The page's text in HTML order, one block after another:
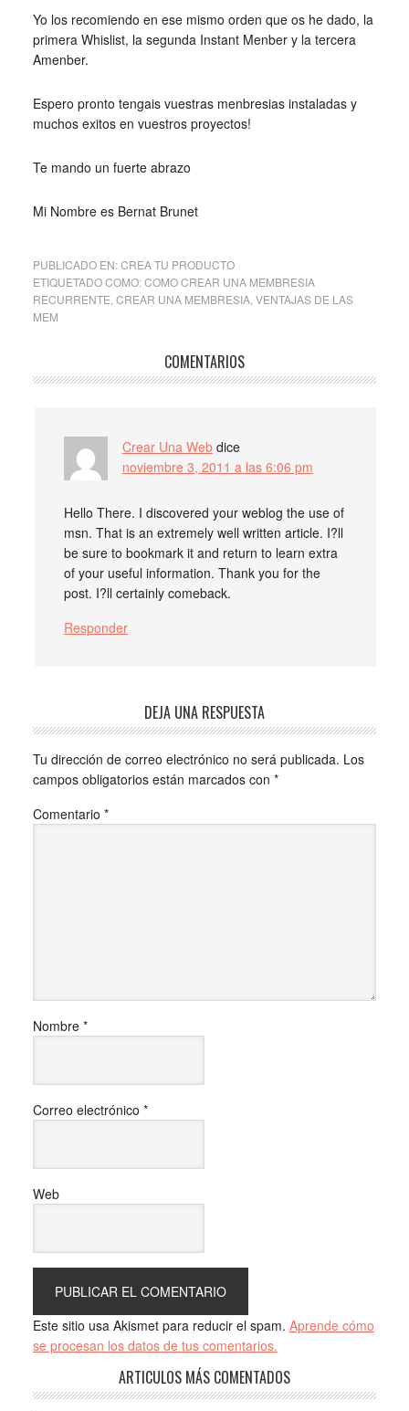
Yo los recomiendo en ese mismo orden que os he dado, la
primera Whislist, la segunda Instant Menber y la tercera
Amenber.
Espero pronto tengais vuestras menbresias instaladas y
muchos exitos en vuestros proyectos!
Te mando un fuerte abrazo
Mi Nombre es Bernat Brunet
PUBLICADO EN:CREA TU PRODUCTO
ETIQUETADO COMO:COMO CREAR UNA MEMBRESIA
RECURRENTE CREAR UNA MEMBRESIA, VENTAJAS DE LAS
MEM
COMENTARIOS
Crear Una Web dice
noviembre 3, 2011 a las 6:06 pm
Hello There. I discovered your weblog the use of
msn. That is an extremely well written article. I?ll
be sure to bookmark it and return to learn extra
of your useful information. Thank you for the
post. I?ll certainly comeback.
Responder
DEJA UNA RESPUESTA
Tu dirección de correo electrónico no será publicada. Los
campos obligatorios están marcados con *
Comentario *
Nombre *
Correo electrónico *
Web
Este sitio usa Akismet para reducir el spam. Aprende cómo
se procesan los datos de tus comentarios.
ARTICULOS MÁS COMENTADOS